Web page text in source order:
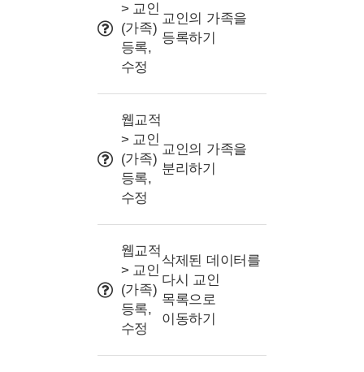
> 교인
(가족)
등록,
수정
교인의 가족을
등록하기
웹교적
> 교인
(가족)
등록,
수정
교인의 가족을
분리하기
웹교적
> 교인
(가족)
등록,
수정
삭제된 데이터를
다시 교인
목록으로
이동하기